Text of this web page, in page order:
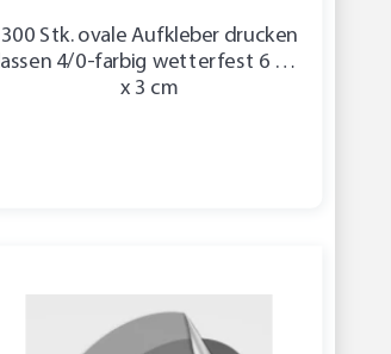
300 Stk. ovale Aufkleber drucken
lassen 4/0-farbig wetterfest 6 cm
x 3 cm